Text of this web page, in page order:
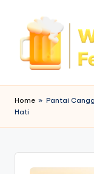
o
rl
B
Home » Pantai
Hati